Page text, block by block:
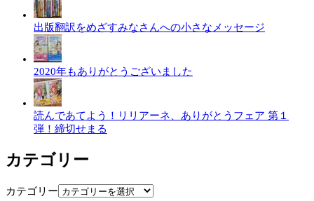
出版翻訳をめざすみなさんへの小さなメッセージ
2020年もありがとうございました
読んであてよう！リリアーネ、ありがとうフェア 第１
弾！締切せまる
カテゴリー
カテゴリー